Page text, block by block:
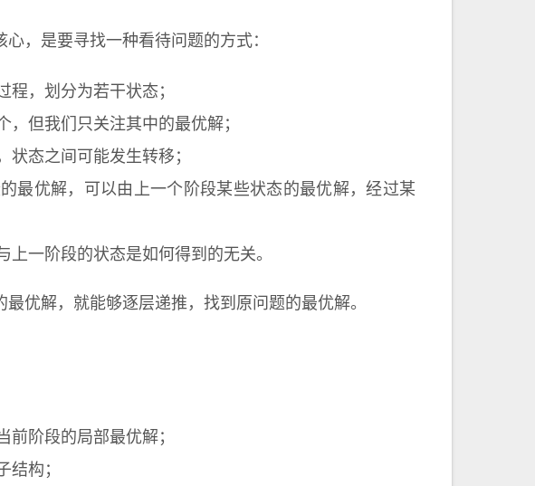
，是要寻找一种看待问题的方式：
程，划分为若干状态；
但我们只关注其中的最优解；
状态之间可能发生转移；
最优解，可以由上一个阶段某些状态的最优解，经过某
一阶段的状态是如何得到的无关。
优解，就能够逐层递推，找到原问题的最优解。
前阶段的局部最优解；
结构；